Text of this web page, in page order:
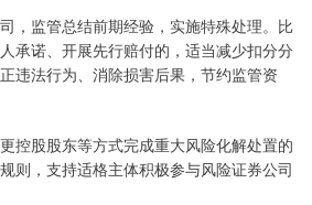
，监管总结前期经验，实施特殊处理。比
承诺、开展先行赔付的，适当减少扣分分
违法行为、消除损害后果，节约监管资
控股股东等方式完成重大风险化解处置的
则，支持适格主体积极参与风险证券公司